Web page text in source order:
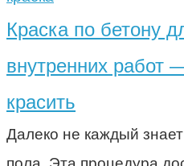
Краска по бетону
внутренних работ
красить
Далеко не каждый